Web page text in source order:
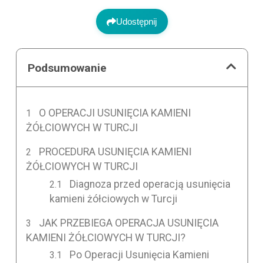
Udostępnij
Podsumowanie
O OPERACJI USUNIĘCIA KAMIENI
ŻÓŁCIOWYCH W TURCJI
PROCEDURA USUNIĘCIA KAMIENI
ŻÓŁCIOWYCH W TURCJI
Diagnoza przed operacją usunięcia
kamieni żółciowych w Turcji
JAK PRZEBIEGA OPERACJA USUNIĘCIA
KAMIENI ŻÓŁCIOWYCH W TURCJI?
Po Operacji Usunięcia Kamieni